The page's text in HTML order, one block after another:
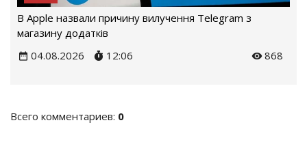
В Apple назвали причину вилучення Telegram з
магазину додатків
04.08.2026
12:06 868
Всего комментариев: 0